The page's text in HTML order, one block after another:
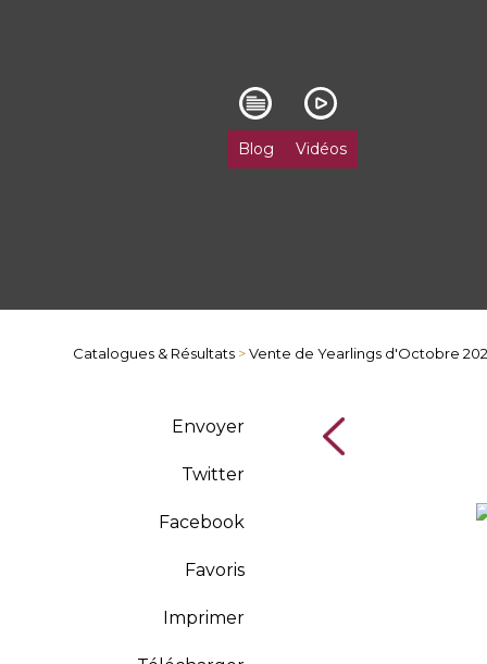
Blog Vidéos
Catalogues & Résultats >Vente de Yearlings d'Octobre
Envoyer
Twitter
Facebook
Favoris
Imprimer